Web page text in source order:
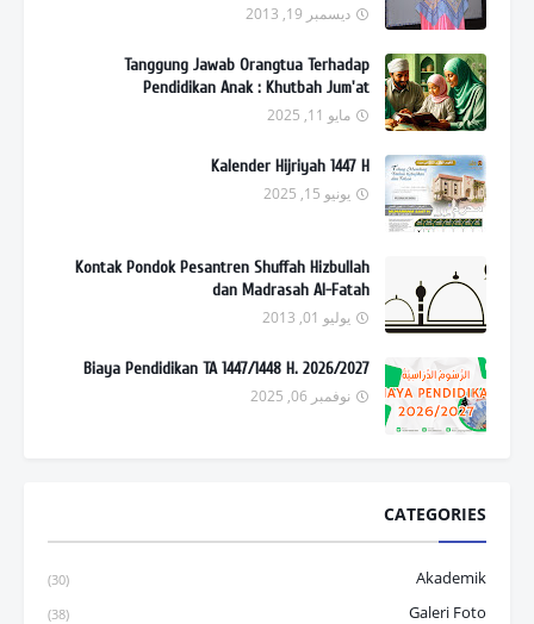
ديسمبر 19, 2013
Tanggung Jawab Orangtua Terhadap
Pendidikan Anak : Khutbah Jum'at
مايو 11, 2025
Kalender Hijriyah 1447 H
يونيو 15, 2025
Kontak Pondok Pesantren Shuffah Hizbullah
dan Madrasah Al-Fatah
يوليو 01, 2013
Biaya Pendidikan TA 1447/1448 H. 2026/2027
نوفمبر 06, 2025
CATEGORIES
Akademik
(30)
Galeri Foto
(38)